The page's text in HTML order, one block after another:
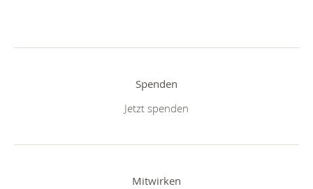
Spenden
Jetzt spenden
Mitwirken